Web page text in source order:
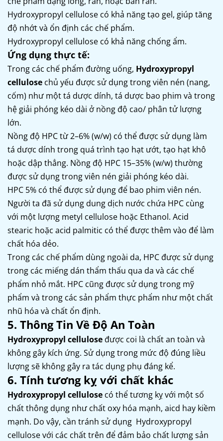
Hydroxypropyl cellulose có khả năng tạo gel, giúp tăng
độ nhớt và ổn định các chế phẩm.
Hydroxypropyl cellulose có khả năng chống ẩm.
Ứng dụng thực tế:
Trong các chế phẩm đường uống, Hydroxypropyl
cellulose chủ yếu được sử dụng trong viên nén (nang,
cốm) như một tá dược dính, tá dược bao phim và trong
hệ giải phóng kéo dài ở nồng độ cao/ phân tử lượng
lớn.
Nồng độ HPC từ 2–6% (w/w) có thể được sử dụng làm
tá dược dính trong quá trình tạo hạt ướt, tạo hạt khô
hoặc dập thẳng. Nồng độ HPC 15–35% (w/w) thường
được sử dụng trong viên nén giải phóng kéo dài.
HPC 5% có thể được sử dụng để bao phim viên nén.
Người ta đã sử dụng dung dịch nước chứa HPC cùng
với một lượng metyl cellulose hoặc Ethanol. Acid
stearic hoặc acid palmitic có thể được thêm vào để làm
chất hóa dẻo.
Trong các chế phẩm dùng ngoài da, HPC được sử dụng
trong các miếng dán thẩm thấu qua da và các chế
phẩm nhỏ mắt. HPC cũng được sử dụng trong mỹ
phẩm và trong các sản phẩm thực phẩm như một chất
nhũ hóa và chất ổn định.
5. Thông Tin Về Độ An Toàn
Hydroxypropyl celluloseđược coi là chất an toàn và
không gây kích ứng. Sử dụng trong mức độ đúng liều
lượng sẽ không gây ra tác dụng phụ đáng kể.
6. Tính tương kỵ với chất khác
Hydroxypropyl cellulose có thể tương kỵ với một số
chất thông dụng như chất oxy hóa mạnh, aicd hay kiềm
mạnh. Do vậy, cần tránh sử dụng Hydroxypropyl
cellulose với các chất trên để đảm bảo chất lượng sản